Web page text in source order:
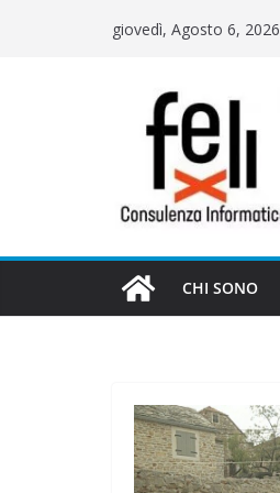
giovedì, Agosto 6, 2026
CHI SONO